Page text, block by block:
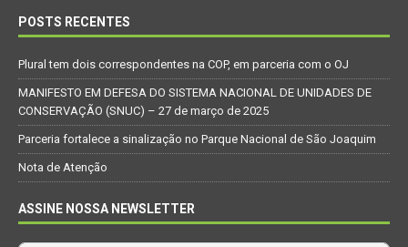
POSTS RECENTES
Plural tem dois correspondentes na COP, em parceria com o OJ
MANIFESTO EM DEFESA DO SISTEMA NACIONAL DE UNIDADES DE
CONSERVAÇÃO (SNUC) – 27 de março de 2025
Parceria fortalece a sinalização no Parque Nacional de São Joaquim
Nota de Atenção
ASSINE NOSSA NEWSLETTER